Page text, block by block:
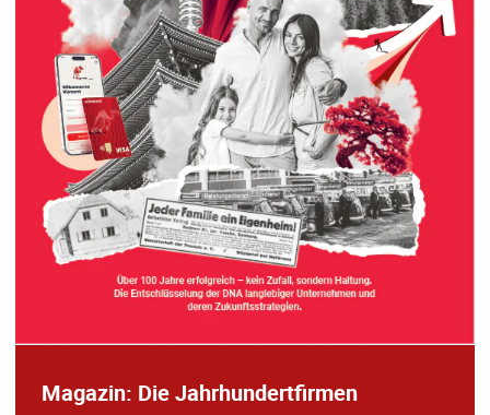
Magazin: Die Jahrhundertfirmen